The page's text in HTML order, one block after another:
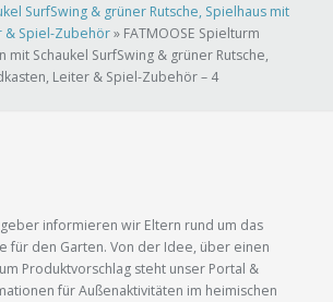
SurfSwing & grüner Rutsche, Spielhaus mit
& Spiel-Zubehör» FATMOOSE Spielturm
mit Schaukel SurfSwing & grüner Rutsche,
Leiter & Spiel-Zubehör – 4
informieren wir Eltern rund um das
für den Garten. Von der Idee, über einen
Produktvorschlag steht unser Portal &
für Außenaktivitäten im heimischen